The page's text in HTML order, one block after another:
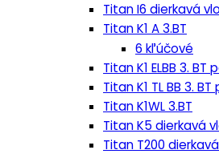
Titan I6 dierkavá
Titan K1 A 3.BT
6 kľúčové
Titan K1 ELBB 3.
Titan K1 TL BB 3.
Titan K1WL 3.BT
Titan K5 dierkavá
Titan T200